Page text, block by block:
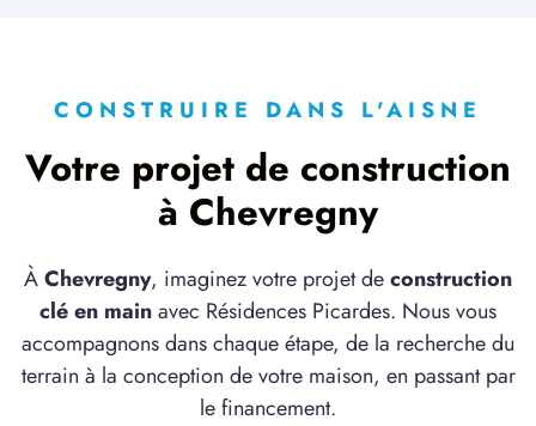
CONSTRUIRE DANS L'AISNE
Votre projet de construction
à Chevregny
ÀChevregny, imaginez votre projet deconstruction
clé en mainavec Résidences Picardes. Nous vous
accompagnons dans chaque étape, de la recherche du
terrain à la conception de votre maison, en passant par
le financement.